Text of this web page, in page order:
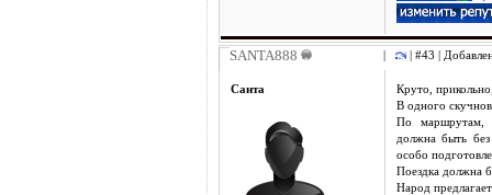
SANTA888 | #43 |
Санта
Круто,
В одного
По маршрутам,
должна быть
особо
Поездка должна
Народ